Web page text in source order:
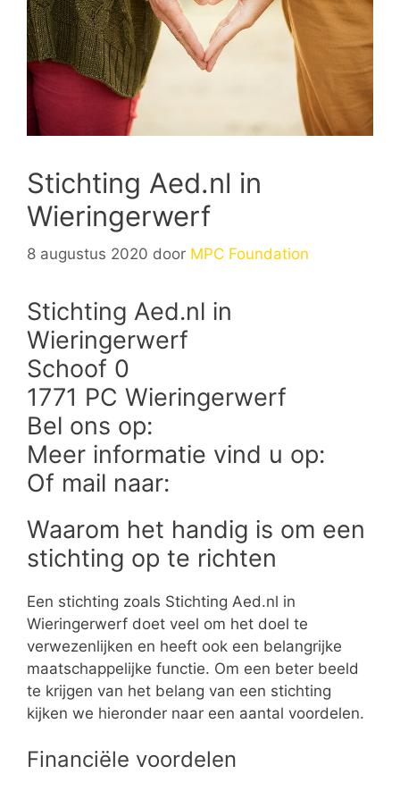
Stichting Aed.nl in
Wieringerwerf
8 augustus 2020 door MPC Foundation
Stichting Aed.nl in
Wieringerwerf
Schoof 0
1771 PC Wieringerwerf
Bel ons op:
Meer informatie vind u op:
Of mail naar:
Waarom het handig is om een
stichting op te richten
Een stichting zoals Stichting Aed.nl in
Wieringerwerf doet veel om het doel te
verwezenlijken en heeft ook een belangrijke
maatschappelijke functie. Om een beter beeld
te krijgen van het belang van een stichting
kijken we hieronder naar een aantal voordelen.
Financiële voordelen